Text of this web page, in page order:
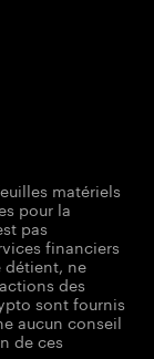
matériels
pour la
pas
financiers
détient, ne
des
sont fournis
aucun conseil
de ces